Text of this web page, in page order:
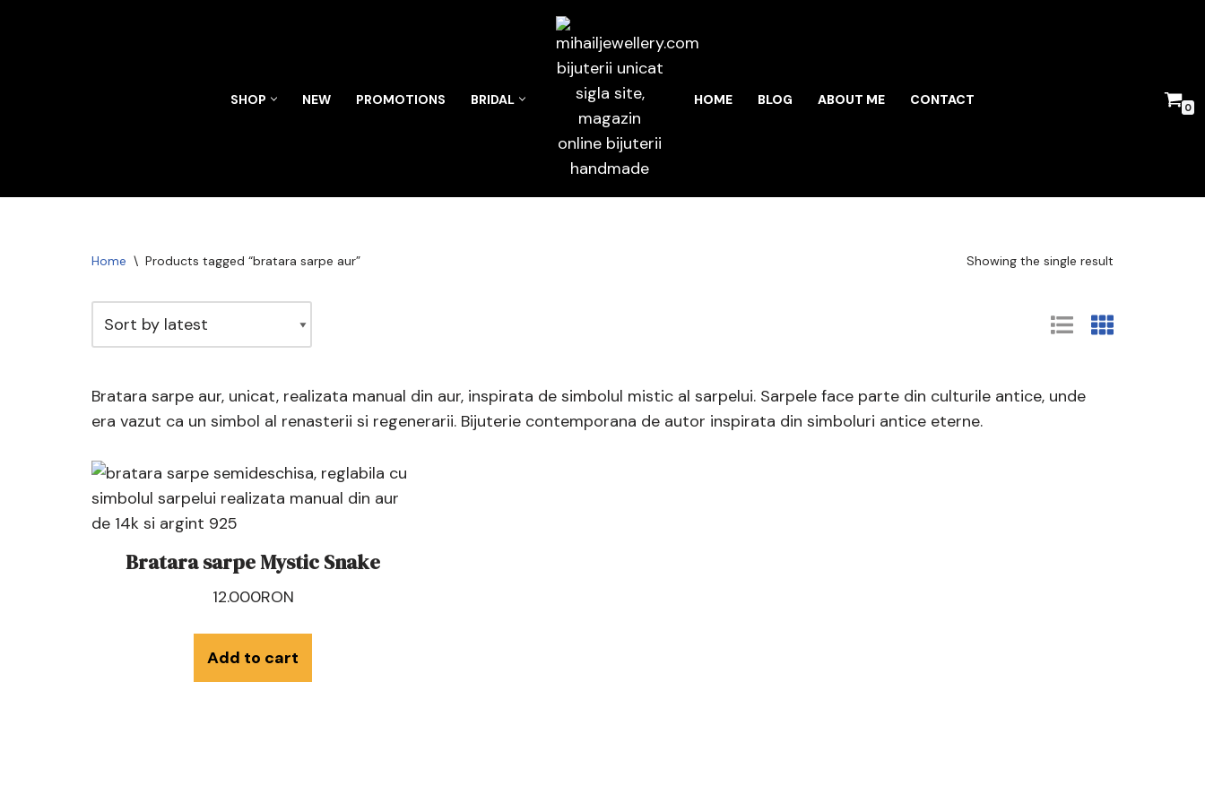
SHOP NEW PROMOTIONS BRIDAL HOME BLOG ABOUT ME CONTACT 0
Home \ Products tagged “bratara sarpe aur” Showing the single result
Bratara sarpe aur, unicat, realizata manual din aur, inspirata de simbolul mistic al sarpelui. Sarpele face parte din culturile antice, unde
era vazut ca un simbol al renasterii si regenerarii. Bijuterie contemporana de autor inspirata din simboluri antice eterne.
Bratara sarpe Mystic Snake
12.000RON
Add to cart